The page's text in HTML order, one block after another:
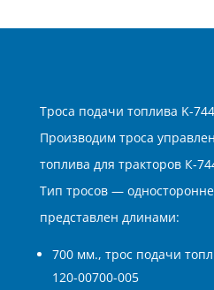
Троса подачи топлива K-
Производим троса
топлива для тракторов К-
Тип тросов —
представлен длинами:
700 мм., трос подачи
120-00700-005